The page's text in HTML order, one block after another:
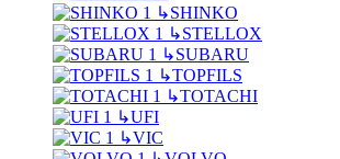
↳SHINKO
↳STELLOX
↳SUBARU
↳TOPFILS
↳TOTACHI
↳UFI
↳VIC